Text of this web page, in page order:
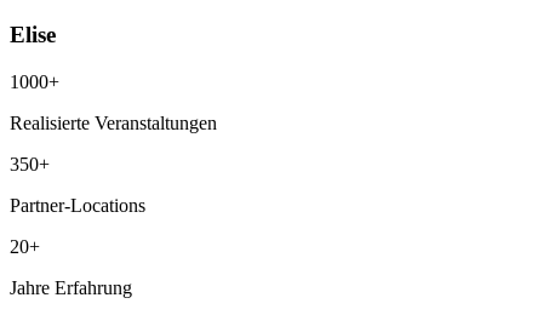
Elise
1000+
Realisierte Veranstaltungen
350+
Partner-Locations
20+
Jahre Erfahrung